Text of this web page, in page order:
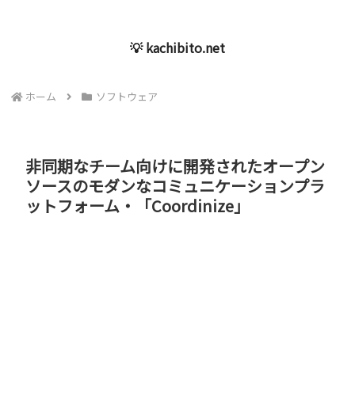
💡 kachibito.net
ホーム ソフトウェア
非同期なチーム向けに開発されたオープン
ソースのモダンなコミュニケーションプラ
ットフォーム・「Coordinize」